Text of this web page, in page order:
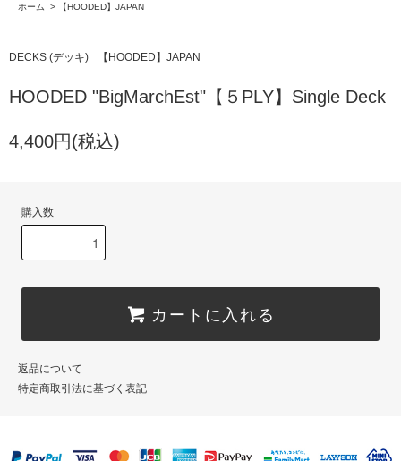
ホーム
> 【HOODED】JAPAN
DECKS (デッキ) 【HOODED】JAPAN
HOODED "BigMarchEst"【５PLY】Single Deck
4,400円(税込)
購入数
カートに入れる
返品について
特定商取引法に基づく表記